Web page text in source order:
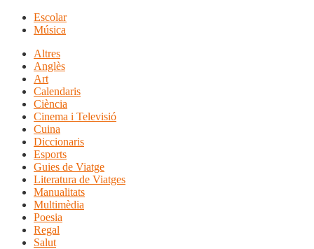
Escolar
Música
Altres
Anglès
Art
Calendaris
Ciència
Cinema i Televisió
Cuina
Diccionaris
Esports
Guies de Viatge
Literatura de Viatges
Manualitats
Multimèdia
Poesia
Regal
Salut